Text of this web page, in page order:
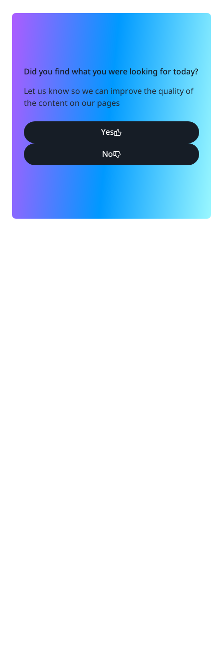
Did you find what you were looking for today?
Let us know so we can improve the quality of
the content on our pages
Yes
No